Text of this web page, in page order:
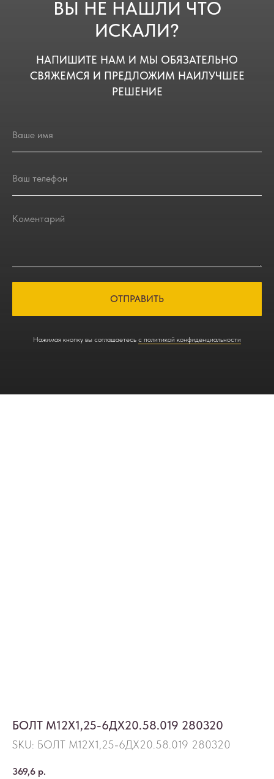
ВЫ НЕ НАШЛИ ЧТО
ИСКАЛИ?
НАПИШИТЕ НАМ И МЫ ОБЯЗАТЕЛЬНО
СВЯЖЕМСЯ И ПРЕДЛОЖИМ НАИЛУЧШЕЕ
РЕШЕНИЕ
ОТПРАВИТЬ
Нажимая кнопку вы соглашаетесь с политикой конфиденциальности
БОЛТ М12Х1,25-6ДХ20.58.019 280320
SKU: БОЛТ М12Х1,25-6ДХ20.58.019 280320
369,6 р.